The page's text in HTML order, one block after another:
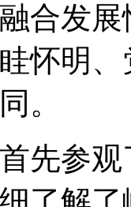
合发
怀明
。
参观